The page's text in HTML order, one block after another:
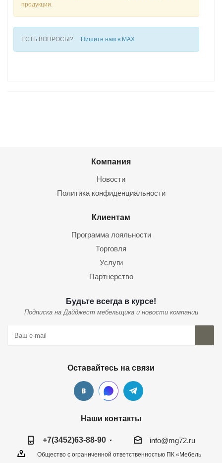
продукции.
ЕСТЬ ВОПРОСЫ? Пишите нам в MAX
Компания
Новости
Политика конфиденциальности
Клиентам
Программа лояльности
Торговля
Услуги
Партнерство
Будьте всегда в курсе!
Подписка на Дайджест мебельщика и новости компании
Оставайтесь на связи
Наши контакты
+7(3452)63-88-90 info@mg72.ru
Общество с ограниченной ответственностью ПК «Мебель